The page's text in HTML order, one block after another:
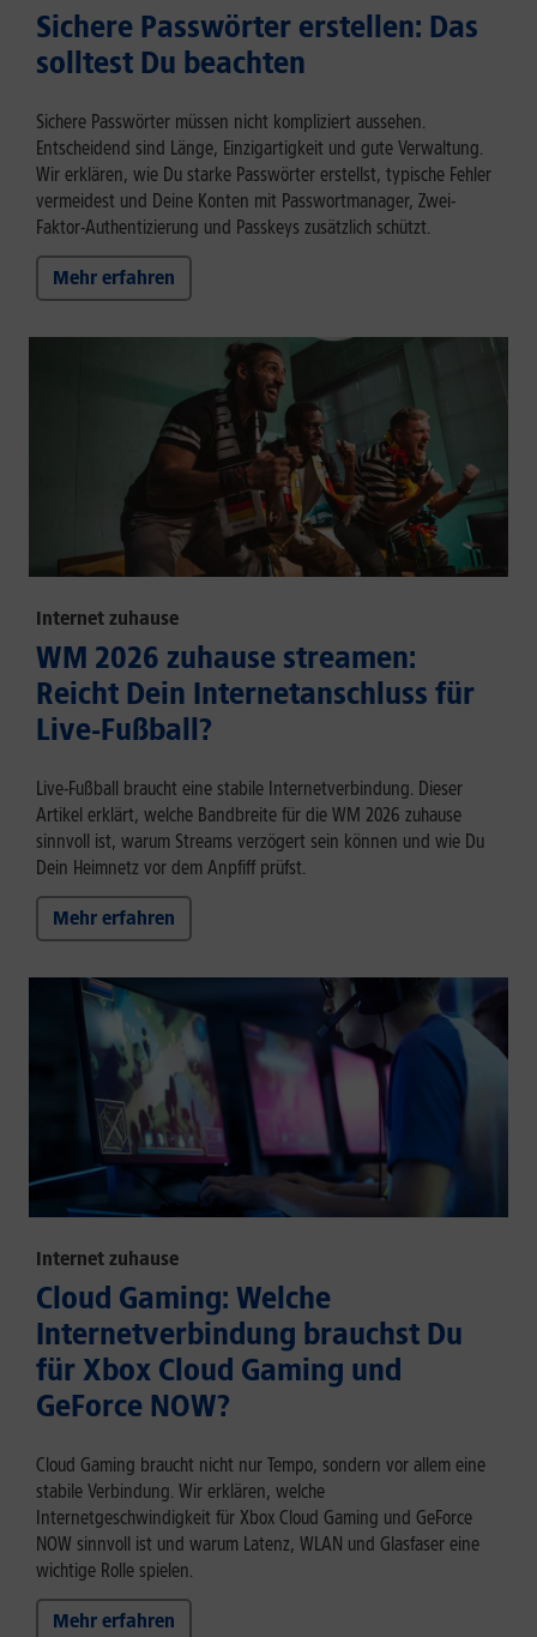
Sichere Passwörter erstellen: Das
solltest Du beachten
Sichere Passwörter müssen nicht kompliziert aussehen.
Entscheidend sind Länge, Einzigartigkeit und gute Verwaltung.
Wir erklären, wie Du starke Passwörter erstellst, typische Fehler
vermeidest und Deine Konten mit Passwortmanager, Zwei-
Faktor-Authentizierung und Passkeys zusätzlich schützt.
Mehr erfahren
Internet zuhause
WM 2026 zuhause streamen:
Reicht Dein Internetanschluss für
Live-Fußball?
Live-Fußball braucht eine stabile Internetverbindung. Dieser
Artikel erklärt, welche Bandbreite für die WM 2026 zuhause
sinnvoll ist, warum Streams verzögert sein können und wie Du
Dein Heimnetz vor dem Anpfiff prüfst.
Mehr erfahren
Internet zuhause
Cloud Gaming: Welche
Internetverbindung brauchst Du
für Xbox Cloud Gaming und
GeForce NOW?
Cloud Gaming braucht nicht nur Tempo, sondern vor allem eine
stabile Verbindung. Wir erklären, welche
Internetgeschwindigkeit für Xbox Cloud Gaming und GeForce
NOW sinnvoll ist und warum Latenz, WLAN und Glasfaser eine
wichtige Rolle spielen.
Mehr erfahren